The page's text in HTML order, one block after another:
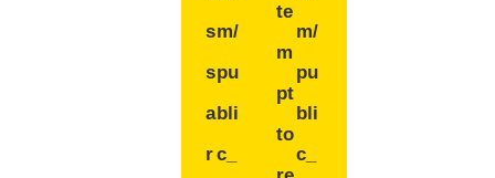
s
s
a
r
m/
pu
bli
c_
te
m
pt
to
m/
pu
bli
c_